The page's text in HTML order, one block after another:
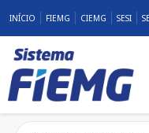
INÍCIO FIEMG CIEMG SESI